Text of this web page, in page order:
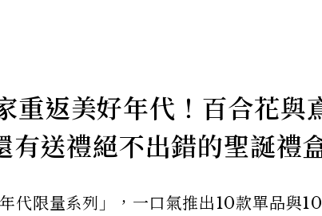
返美好年代！百合花與
有送禮絕不出錯的聖誕禮
代限量系列」，一口氣推出10款單品與